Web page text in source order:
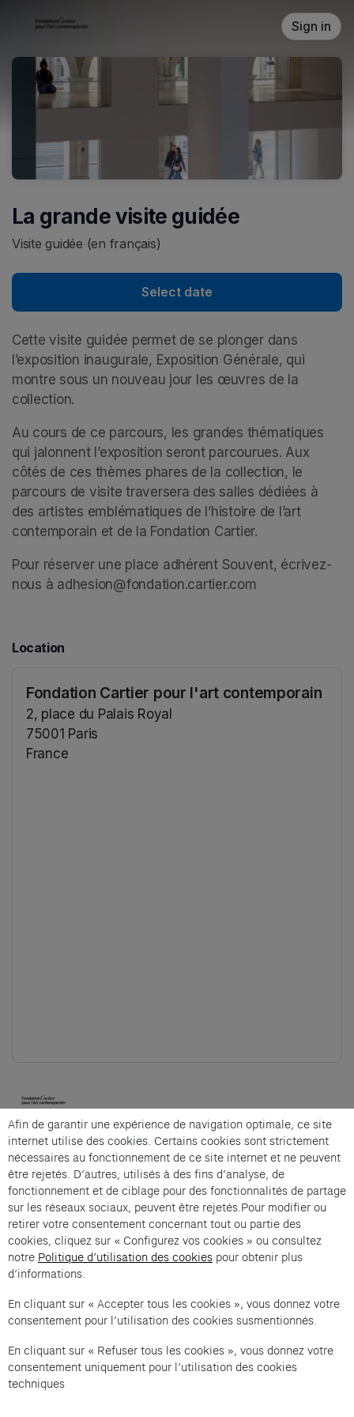
Sign in
La grande visite guidée
Visite guidée (en français)
Select date
Cette visite guidée permet de se plonger dans
l’exposition inaugurale, Exposition Générale, qui
montre sous un nouveau jour les œuvres de la
collection.
Au cours de ce parcours, les grandes thématiques
qui jalonnent l’exposition seront parcourues. Aux
côtés de ces thèmes phares de la collection, le
parcours de visite traversera des salles dédiées à
des artistes emblématiques de l’histoire de l’art
contemporain et de la Fondation Cartier.
Pour réserver une place adhérent Souvent, écrivez-
nous à adhesion@fondation.cartier.com
Location
Fondation Cartier pour l'art contemporain
2, place du Palais Royal
75001 Paris
France
Cartier et Compagnie
La grande visite guidée is an offer from Cartier et
Compagnie .
Imprint of the organizer(opens in a new tab)
Data privacy of the organizer(opens in
General terms and conditions of the organizer
Cookie settings (opens in a new tab)
Data privacy policy (opens in a new tab)
Accessibility
Support(opens in a new tab)
Afin de garantir une expérience de navigation optimale, ce site
internet utilise des cookies. Certains cookies sont strictement
nécessaires au fonctionnement de ce site internet et ne peuvent
être rejetés. D’autres, utilisés à des fins d’analyse, de
fonctionnement et de ciblage pour des fonctionnalités de partage
sur les réseaux sociaux, peuvent être rejetés.Pour modifier ou
retirer votre consentement concernant tout ou partie des
cookies, cliquez sur « Configurez vos cookies » ou consultez
notre Politique d’utilisation des cookies pour obtenir plus
d’informations.
En cliquant sur « Accepter tous les cookies », vous donnez votre
consentement pour l’utilisation des cookies susmentionnés.
En cliquant sur « Refuser tous les cookies », vous donnez votre
consentement uniquement pour l’utilisation des cookies
techniques